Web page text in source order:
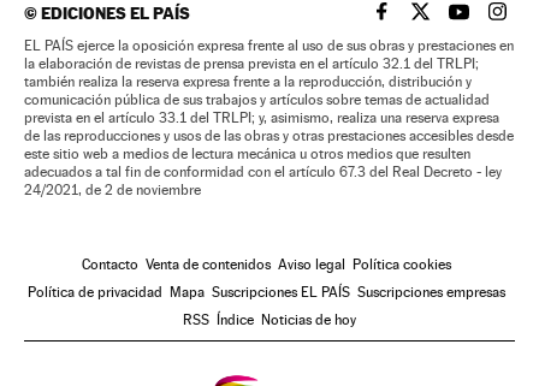
©EDICIONES EL PAÍS EL PAÍS BRASIL EN
EL PAÍSEL PAÍS
EL
EL PAÍS ejerce la oposición expresa frente al uso de sus obras y prestaciones en
la elaboración de revistas de prensa prevista en el artículo 32.1 del TRLPI;
también realiza la reserva expresa frente a la reproducción, distribución y
comunicación pública de sus trabajos y artículos sobre temas de actualidad
prevista en el artículo 33.1 del TRLPI; y, asimismo, realiza una reserva expresa
de las reproducciones y usos de las obras y otras prestaciones accesibles desde
este sitio web a medios de lectura mecánica u otros medios que resulten
adecuados a tal fin de conformidad con el artículo 67.3 del Real Decreto - ley
24/2021, de 2 de noviembre
Contacto Venta de contenidos Aviso legal Política cookies
Política de privacidad Mapa Suscripciones EL PAÍS Suscripciones empresas
RSS Índice Noticias de hoy